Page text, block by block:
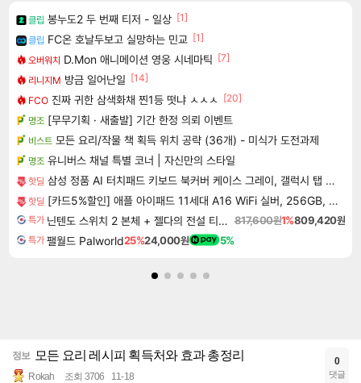
클립 봉누도2 두 번째 티저 - 일상 [1]
클립 FC온 호날두보고 실망하는 민교 [1]
오버워치 D.Mon 애니메이션 영웅 시네마틱 [7]
리니지M 방금 일어난일 [14]
FCO 진짜 귀한 삼색화채 찐1등 떳냐 ㅅㅅㅅ [20]
명조 [무무기획 · 새출발] 기간 한정 의뢰 이벤트
비스트 모든 요리/작물 책 획득 위치 공략 (36개) - 미식가 도전과제
명조 유니버스 채널 특별 코너 | 자신만의 스타일
핫딜 삼성 정품 AI 터치패드 키보드 북커버 케이스 그레이, 갤럭시 탭 S11 울트라
핫딜 [카드5%할인] 애플 아이패드 11세대 A16 WiFi 실버, 256GB, WiFi전용
특가 닌텐도 스위치 2 본체 + 젤다의 전설 티어스 오브 더 킹덤 닌텐도 스위치 2 에디션 + 젤다의 전설 브레스 오브 더 와일드 닌텐도 스위치 2 에디션 번들 817,600원1%809,420원
특가 팰월드 Palworld25%24,000원 5%
정보 모든 요리 레시피 획득처와 효과 총정리
Rokah 조회 3706 11-18
0
댓글